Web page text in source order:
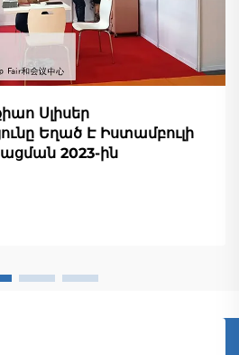
Սլիսեր
Եղած Է Իստամբուլի
2023-ին